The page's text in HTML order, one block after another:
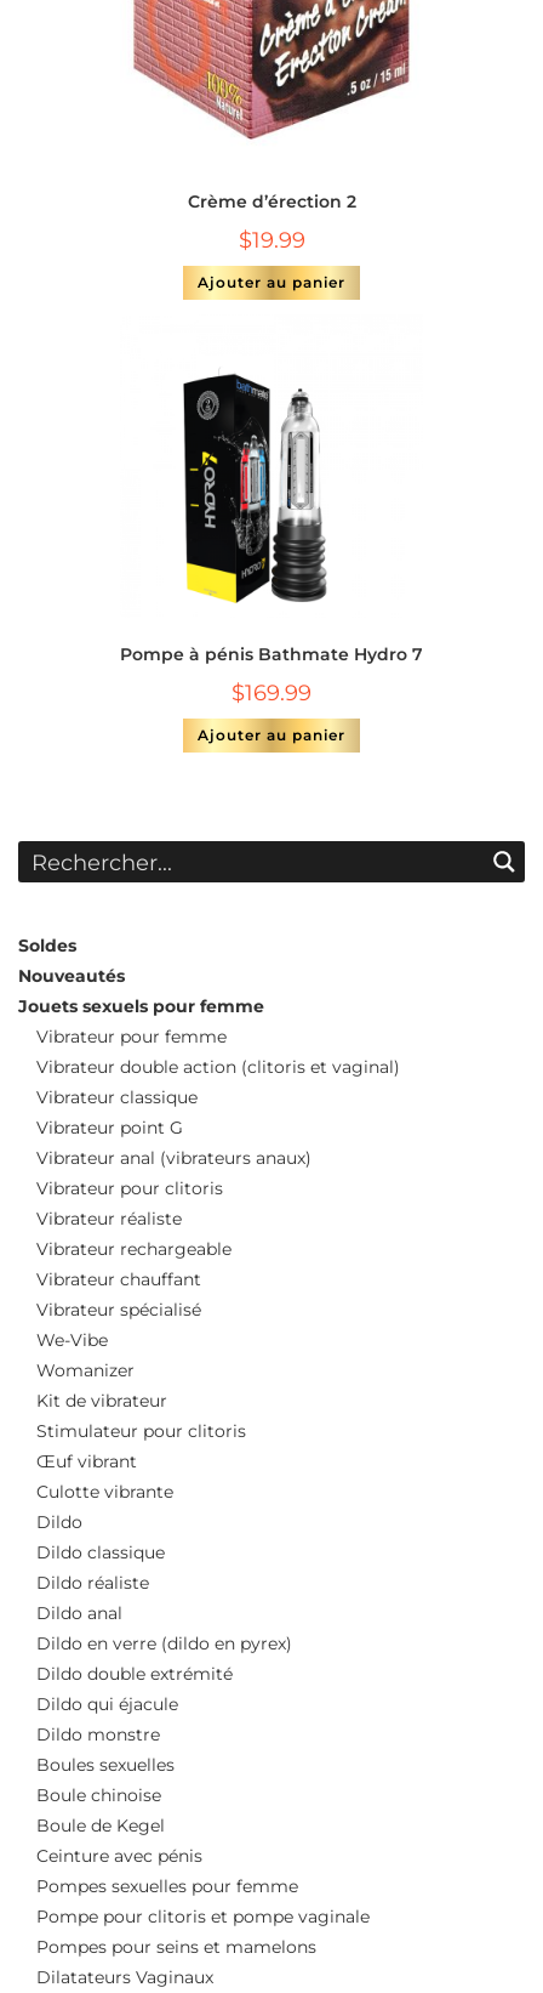
Crème d’érection 2
$19.99
Ajouter au panier
Pompe à pénis Bathmate Hydro 7
$169.99
Ajouter au panier
Soldes
Nouveautés
Jouets sexuels pour femme
Vibrateur pour femme
Vibrateur double action (clitoris et vaginal)
Vibrateur classique
Vibrateur point G
Vibrateur anal (vibrateurs anaux)
Vibrateur pour clitoris
Vibrateur réaliste
Vibrateur rechargeable
Vibrateur chauffant
Vibrateur spécialisé
We-Vibe
Womanizer
Kit de vibrateur
Stimulateur pour clitoris
Œuf vibrant
Culotte vibrante
Dildo
Dildo classique
Dildo réaliste
Dildo anal
Dildo en verre (dildo en pyrex)
Dildo double extrémité
Dildo qui éjacule
Dildo monstre
Boules sexuelles
Boule chinoise
Boule de Kegel
Ceinture avec pénis
Pompes sexuelles pour femme
Pompe pour clitoris et pompe vaginale
Pompes pour seins et mamelons
Dilatateurs Vaginaux